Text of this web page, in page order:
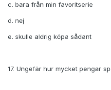
c. bara från min favoritserie
d. nej
e. skulle aldrig köpa sådant
17. Ungefär hur mycket pengar